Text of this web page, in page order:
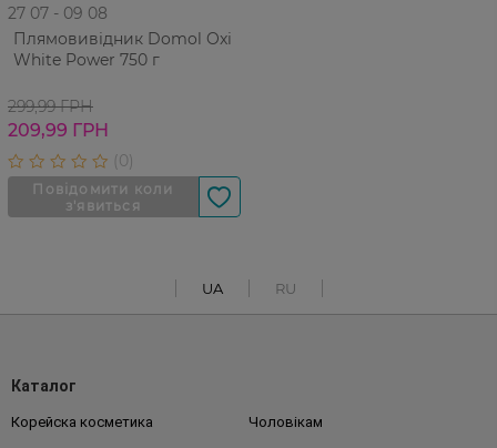
27 07 - 09 08
Плямовивідник Domol Oxi
White Power 750 г
299,99 ГРН
209,99 ГРН
UA RU
Каталог
Корейска косметика Чоловікам